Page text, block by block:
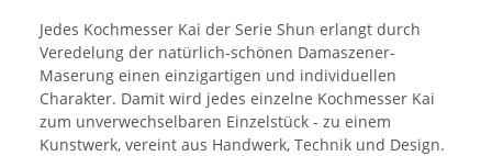
Jedes Kochmesser Kai der Serie Shun erlangt durch
Veredelung der natürlich-schönen Damaszener-
Maserung einen einzigartigen und individuellen
Charakter. Damit wird jedes einzelne Kochmesser Kai
zum unverwechselbaren Einzelstück - zu einem
Kunstwerk, vereint aus Handwerk, Technik und Design.